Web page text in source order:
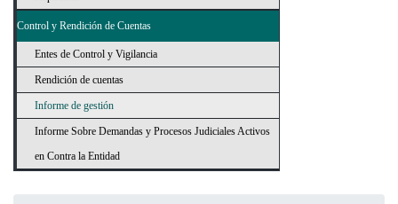
Control y Rendición de Cuentas
Entes de Control y Vigilancia
Rendición de cuentas
Informe de gestión
Informe Sobre Demandas y Procesos Judiciales Activos
en Contra la Entidad